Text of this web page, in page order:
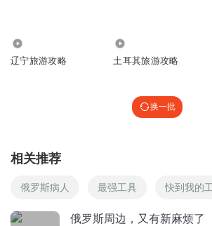
辽宁旅游攻略 土耳其旅游攻略
换一批
相关推荐
俄罗斯病人 最强工具 快到我的
俄罗斯周边，又有新麻烦了